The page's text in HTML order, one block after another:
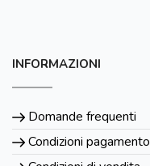
INFORMAZIONI
Domande frequenti
Condizioni pagamento